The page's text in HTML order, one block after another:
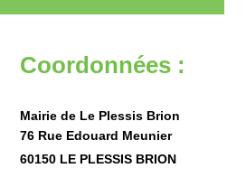
Coordonnées :
Mairie de Le Plessis Brion
76 Rue Edouard Meunier
60150 LE PLESSIS BRION